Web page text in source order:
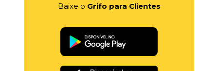
Baixe o Grifo para Clientes